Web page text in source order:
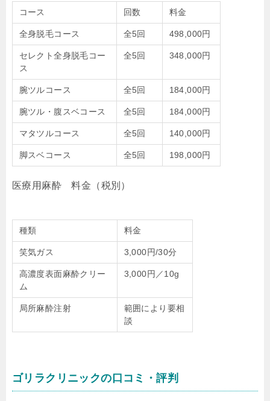
コース 回数 料金
全身脱毛コース 全5回 498,000円
セレクト全身脱毛コー
ス
全5回 348,000円
腕ツルコース 全5回 184,000円
腕ツル・腹スベコース 全5回 184,000円
マタツルコース 全5回 140,000円
脚スベコース 全5回 198,000円
医療用麻酔 料金（税別）
種類 料金
笑気ガス 3,000円/30分
高濃度表面麻酔クリー
ム
3,000円／10g
局所麻酔注射
範囲により要相
談
ゴリラクリニックの口コミ・評判